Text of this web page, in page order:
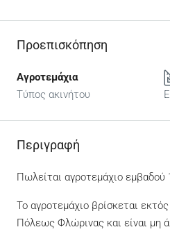
Προεπισκόπηση
Αγροτεμάχια
Τύπος ακινήτου
Περιγραφή
Πωλείται αγροτεμάχιο εμβαδού
Το αγροτεμάχιο βρίσκεται
Πόλεως Φλώρινας και είναι μη